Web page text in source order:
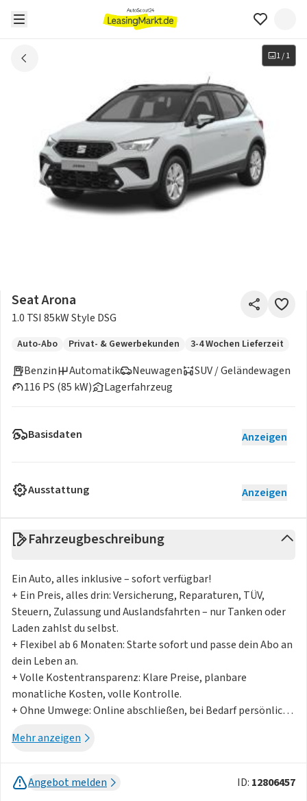
1/1
Seat Arona
1.0 TSI 85kW Style DSG
Auto-Abo Privat- & Gewerbekunden 3-4 Wochen Lieferzeit
Benzin
Neuwagen
116 PS (85 kW)
Automatik
SUV / Geländewagen
Lagerfahrzeug
Basisdaten Anzeigen
Ausstattung Anzeigen
Fahrzeugbeschreibung
Ein Auto, alles inklusive – sofort verfügbar!
+ Ein Preis, alles drin: Versicherung, Reparaturen, TÜV,
Steuern, Zulassung und Auslandsfahrten – nur Tanken oder
Laden zahlst du selbst.
+ Flexibel ab 6 Monaten: Starte sofort und passe dein Abo an
dein Leben an.
+ Volle Kostentransparenz: Klare Preise, planbare
monatliche Kosten, volle Kontrolle.
+ Ohne Umwege: Online abschließen, bei Bedarf persönlich
+ Neuwagen als Standard: Immer topaktuell, direkt
!! Die angegebenen Preise verstehen sich nach einer
Bereitstellungskosten von 1.500 € !!
Mehr anzeigen
Angebot melden ID: 12806457